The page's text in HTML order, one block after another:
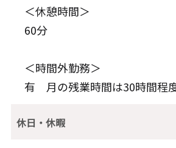
＜休憩時間＞
60分
＜時間外勤務＞
有 月の残業時間は30時間程度
休日・休暇